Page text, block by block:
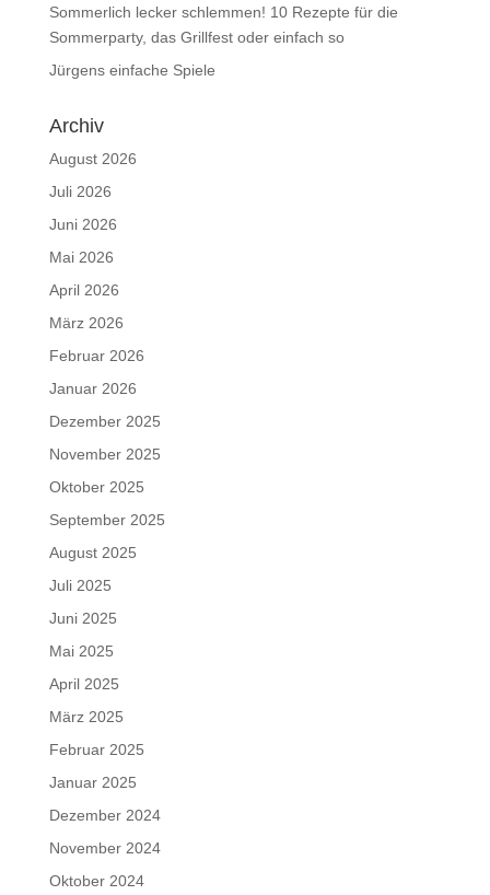
Sommerlich lecker schlemmen! 10 Rezepte für die
Sommerparty, das Grillfest oder einfach so
Jürgens einfache Spiele
Archiv
August 2026
Juli 2026
Juni 2026
Mai 2026
April 2026
März 2026
Februar 2026
Januar 2026
Dezember 2025
November 2025
Oktober 2025
September 2025
August 2025
Juli 2025
Juni 2025
Mai 2025
April 2025
März 2025
Februar 2025
Januar 2025
Dezember 2024
November 2024
Oktober 2024